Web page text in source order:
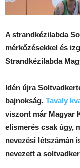
A strandkézilabda
mérkőzésekkel és
Strandkézilabda
Idén újra
bajnokság. Tavaly
viszont már Magyar
elismerés csak úgy,
nevezési létszámán
nevezett a